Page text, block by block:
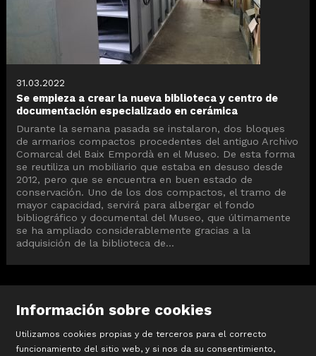
31.03.2022
Se empieza a crear la nueva biblioteca y centro de
documentación especializado en cerámica
Durante la semana pasada se instalaron, dos bloques
de armarios compactos procedentes del antiguo Archivo
Comarcal del Baix Empordà en el Museo. De esta forma
se reutiliza un mobiliario que estaba en desuso desde
2012, pero que se encuentra en buen estado de
conservación. Uno de los dos compactos, el tramo de
mayor capacidad, servirá para albergar el fondo
bibliográfico y documental del Museo, que últimamente
se ha ampliado considerablemente gracias a la
adquisición de la biblioteca de...
Información sobre cookies
Utilizamos cookies propias y de terceros para el correcto
funcionamiento del sitio web, y si nos da su consentimiento,